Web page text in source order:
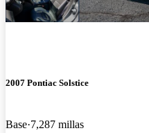
2007 Pontiac Solstice
Base 7,287 millas